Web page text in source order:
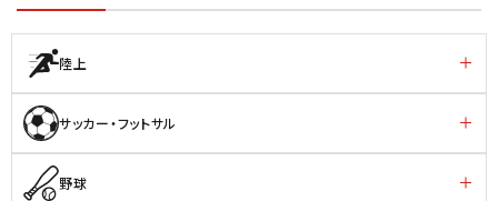
陸上
サッカー・フットサル
野球